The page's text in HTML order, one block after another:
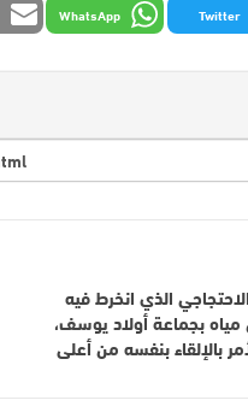
Twitter
WhatsApp
الذي انخرط فيه
بجماعة أولاد يوسف،
بالإلقاء بنفسه من أعلى